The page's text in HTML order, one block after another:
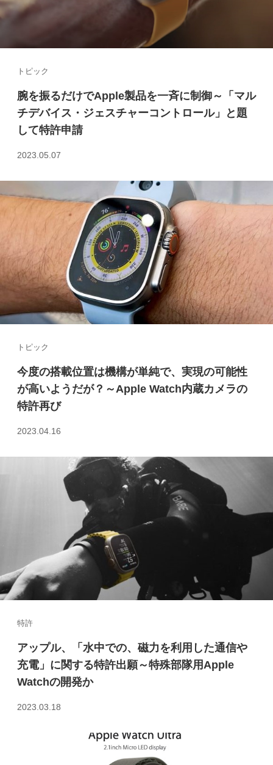
トピック
腕を振るだけでApple製品を一斉に制御～「マル
チデバイス・ジェスチャーコントロール」と題
して特許申請
2023.05.07
トピック
今度の搭載位置は機構が単純で、実現の可能性
が高いようだが？～Apple Watch内蔵カメラの
特許再び
2023.04.16
特許
アップル、「水中での、磁力を利用した通信や
充電」に関する特許出願～特殊部隊用Apple
Watchの開発か
2023.03.18